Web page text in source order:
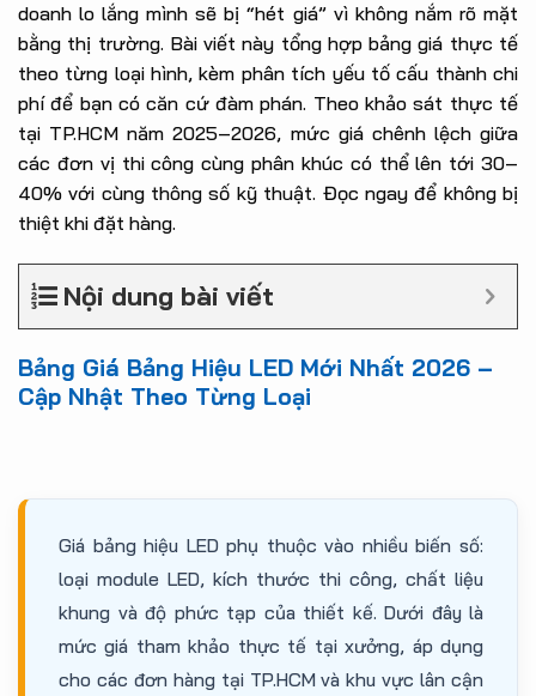
doanh lo lắng mình sẽ bị “hét giá” vì không nắm rõ mặt
bằng thị trường. Bài viết này tổng hợp bảng giá thực tế
theo từng loại hình, kèm phân tích yếu tố cấu thành chi
phí để bạn có căn cứ đàm phán. Theo khảo sát thực tế
tại TP.HCM năm 2025–2026, mức giá chênh lệch giữa
các đơn vị thi công cùng phân khúc có thể lên tới 30–
40% với cùng thông số kỹ thuật. Đọc ngay để không bị
thiệt khi đặt hàng.
Nội dung bài viết
Bảng Giá Bảng Hiệu LED Mới Nhất 2026 –
Cập Nhật Theo Từng Loại
Giá bảng hiệu LED phụ thuộc vào nhiều biến số:
loại module LED, kích thước thi công, chất liệu
khung và độ phức tạp của thiết kế. Dưới đây là
mức giá tham khảo thực tế tại xưởng, áp dụng
cho các đơn hàng tại TP.HCM và khu vực lân cận